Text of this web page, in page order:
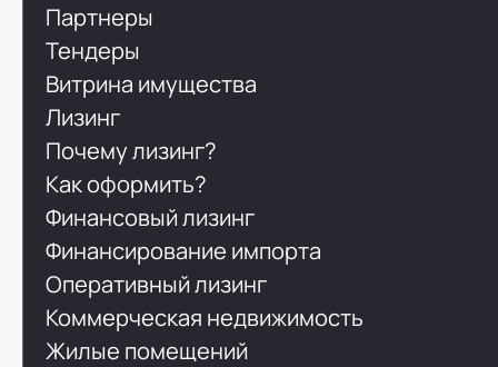
Партнеры
Тендеры
Витрина имущества
Лизинг
Почему лизинг?
Как оформить?
Финансовый лизинг
Финансирование импорта
Оперативный лизинг
Коммерческая недвижимость
Жилые помещений